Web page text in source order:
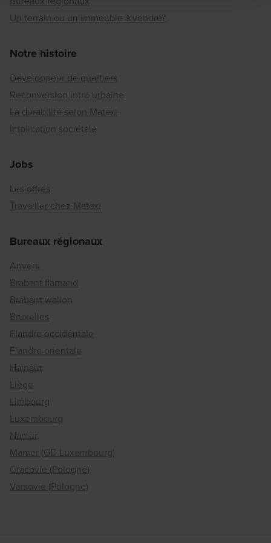
Un terrain ou un immeuble à vendre?
Notre histoire
Développeur de quartiers
Reconversion intra-urbaine
La durabilité selon Matexi
Implication sociétale
Jobs
Les offres
Travailler chez Matexi
Bureaux régionaux
Anvers
Brabant flamand
Brabant wallon
Bruxelles
Flandre occidentale
Flandre orientale
Hainaut
Liège
Limbourg
Luxembourg
Namur
Mamer (GD Luxembourg)
Cracovie (Pologne)
Varsovie (Pologne)